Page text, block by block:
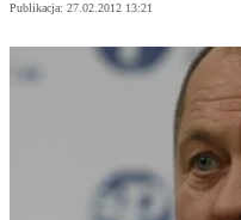
Publikacja: 27.02.2012 13:21